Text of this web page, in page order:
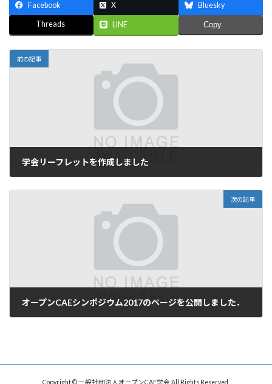
Facebook X Bluesky
Threads LINE Copy
前の記事
学会リーフレットを作成しました
次の記事
オープンCAEシンポジウム2017のページを公開しました．
Copyright © 一般社団法人オープンCAE学会 All Rights Reserved.